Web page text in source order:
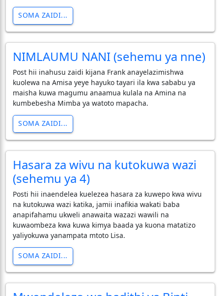
SOMA ZAIDI...
NIMLAUMU NANI (sehemu ya nne)
Post hii inahusu zaidi kijana Frank anayelazimishwa
kuolewa na Amisa yeye hayuko tayari ila kwa sababu ya
maisha kuwa magumu anaamua kulala na Amina na
kumbebesha Mimba ya watoto mapacha.
SOMA ZAIDI...
Hasara za wivu na kutokuwa wazi
(sehemu ya 4)
Posti hii inaendelea kuelezea hasara za kuwepo kwa wivu
na kutokuwa wazi katika, jamii inafikia wakati baba
anapifahamu ukweli anawaita wazazi wawili na
kuwaombeza kwa kuwa kimya baada ya kuona matatizo
yaliyokuwa yanampata mtoto Lisa.
SOMA ZAIDI...